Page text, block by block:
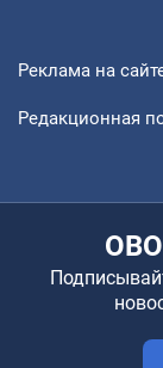
Реклама на
Редакционная